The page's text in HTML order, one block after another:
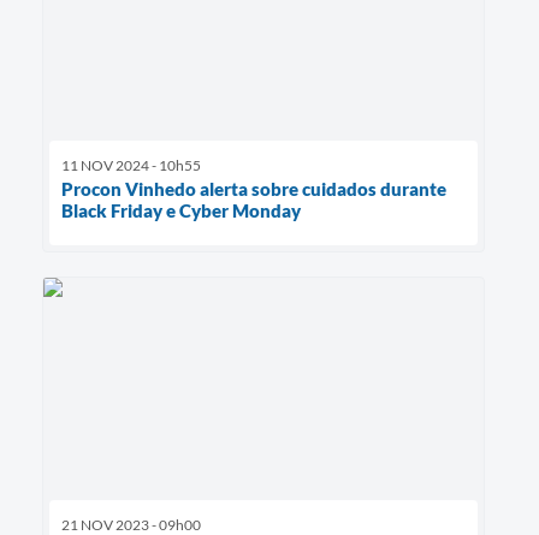
11 NOV 2024 - 10h55
Procon Vinhedo alerta sobre cuidados durante
Black Friday e Cyber Monday
21 NOV 2023 - 09h00